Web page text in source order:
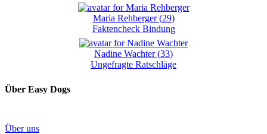
Maria Rehberger(29)
Faktencheck Bindung
Nadine Wachter(33)
Ungefragte Ratschläge
Über Easy Dogs
Über uns